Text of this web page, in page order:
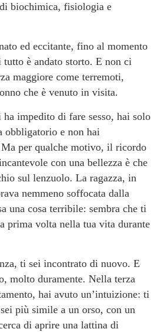
biochimica, fisiologia e
ed eccitante, fino al momento
è andato storto. E non ci
maggiore come terremoti,
che è venuto in visita.
impedito di fare sesso, hai solo
obbligatorio e non hai
per qualche motivo, il ricordo
con una bellezza è che
sul lenzuolo. La ragazza, in
nemmeno soffocata dalla
una cosa terribile: sembra che ti
prima volta nella tua vita durante
ti sei incontrato di nuovo. E
molto duramente. Nella terza
hai avuto un’intuizione: ti
più simile a un orso, con un
di aprire una lattina di